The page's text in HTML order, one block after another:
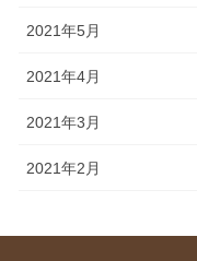
2021年5月
2021年4月
2021年3月
2021年2月